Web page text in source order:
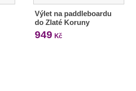
Výlet na paddleboardu
do Zlaté Koruny
949 Kč